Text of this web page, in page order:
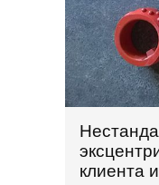
клиента